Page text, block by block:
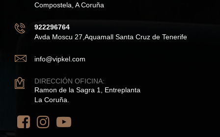
Compostela, A Coruña
922296764
Avda Moscu 27,Aquamall Santa Cruz de Tenerife
info@vipkel.com
DIRECCIÓN OFICINA:
Ramon de la Sagra 1, Entreplanta
La Coruña.